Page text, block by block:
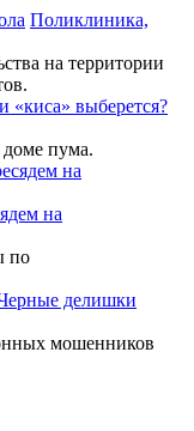
Поликлиника,
на территории
«киса» выберется?
пума.
на
по
делишки
мошенников